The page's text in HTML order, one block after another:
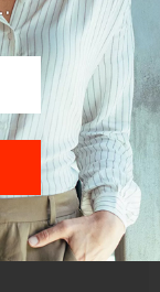
sa
sajta.
Google Politika